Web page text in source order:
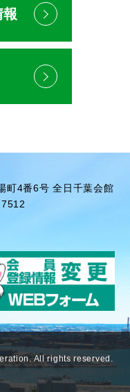
報
町4番6号 全日千葉会館
. All rights reserved.